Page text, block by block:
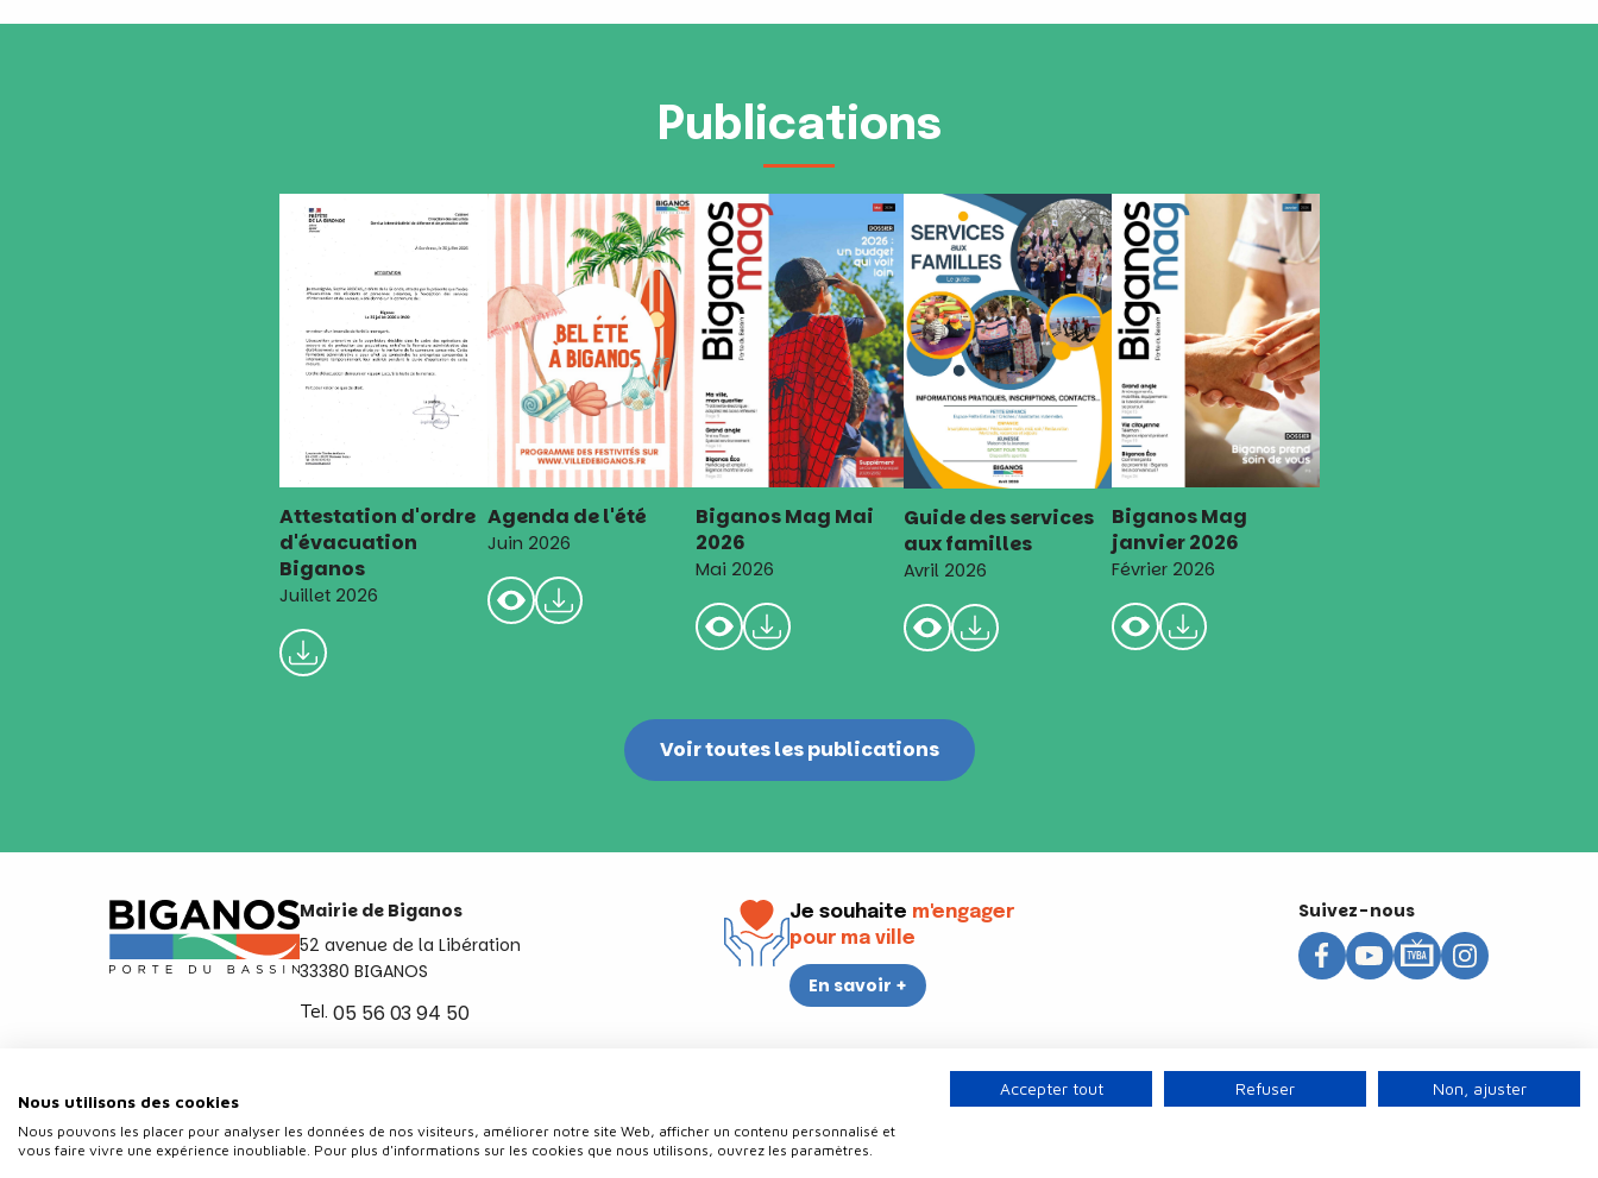
Publications
Attestation d'ordre
d'évacuation
Biganos
Juillet 2026
Agenda de l'été
Juin 2026
Biganos Mag Mai
2026
Mai 2026
Guide des services
aux familles
Avril 2026
Biganos Mag
janvier 2026
Février 2026
Voir toutes les publications
Mairie de Biganos
52 avenue de la Libération
33380 BIGANOS
Tel. 05 56 03 94 50
Je souhaite m'engager
pour ma ville
En savoir +
Suivez-nous
ContactPolitique de confidentialitéPlan du site
Nous utilisons des cookies
Nous pouvons les placer pour analyser les données de nos visiteurs, améliorer notre site Web, afficher un contenu personnalisé et
vous faire vivre une expérience inoubliable. Pour plus d'informations sur les cookies que nous utilisons, ouvrez les paramètres.
Accepter tout Refuser Non, ajuster